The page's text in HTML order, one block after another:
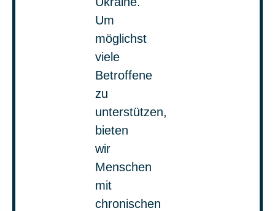
Um
möglichst
viele
Betroffene
zu
unterstützen,
bieten
wir
Menschen
mit
chronischen